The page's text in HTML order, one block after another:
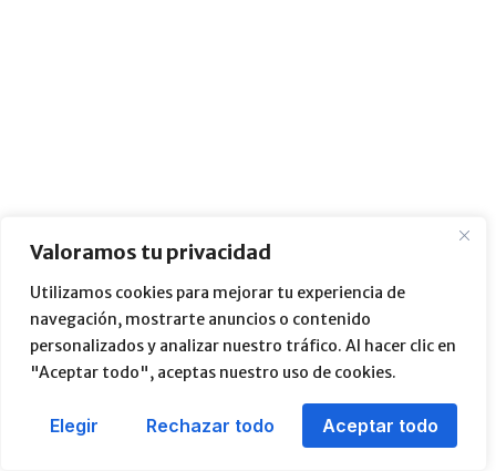
Valoramos tu privacidad
Utilizamos cookies para mejorar tu experiencia de
navegación, mostrarte anuncios o contenido
personalizados y analizar nuestro tráfico. Al hacer clic en
"Aceptar todo", aceptas nuestro uso de cookies.
Elegir Rechazar todo Aceptar todo